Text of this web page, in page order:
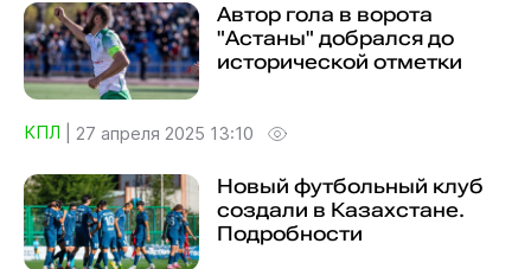
Автор гола в ворота
"Астаны" добрался до
исторической отметки
КПЛ 27 апреля 2025 13:10
Новый футбольный клуб
создали в Казахстане.
Подробности